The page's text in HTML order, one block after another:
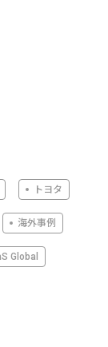
トヨタ
海外事例
Global